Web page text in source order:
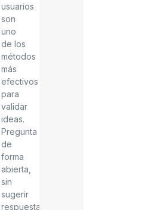
usuarios
son
uno
de los
métodos
más
efectivos
para
validar
ideas.
Pregunta
de
forma
abierta,
sin
sugerir
respuestas,